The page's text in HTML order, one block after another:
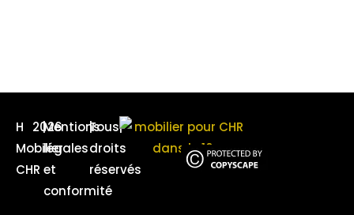
H
Mobilier
CHR
2026
|Mentions
légales
et
conformité
|Tous
droits
réservés
|